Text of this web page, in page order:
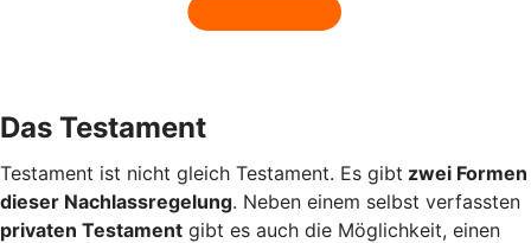
Das Testament
Testament ist nicht gleich Testament. Es gibt zwei Formen
dieser Nachlassregelung. Neben einem selbst verfassten
privaten Testament gibt es auch die Möglichkeit, einen